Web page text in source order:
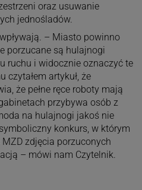
oraz usuwanie
jednośladów.
– Miasto powinno
porzucane są hulajnogi
ruchu i widocznie oznaczyć te
czytałem artykuł, że
że pełne ręce roboty mają
przybywa osób z
na hulajnogi jakoś nie
konkurs, w którym
zdjęcia porzuconych
– mówi nam Czytelnik.